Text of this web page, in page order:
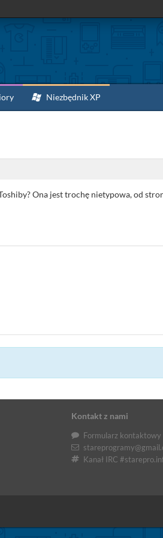
Niezbędnik XP
Ona jest trochę nietypowa, od
Kontakt z nami
Formularz kontaktowy
Kanał IRC